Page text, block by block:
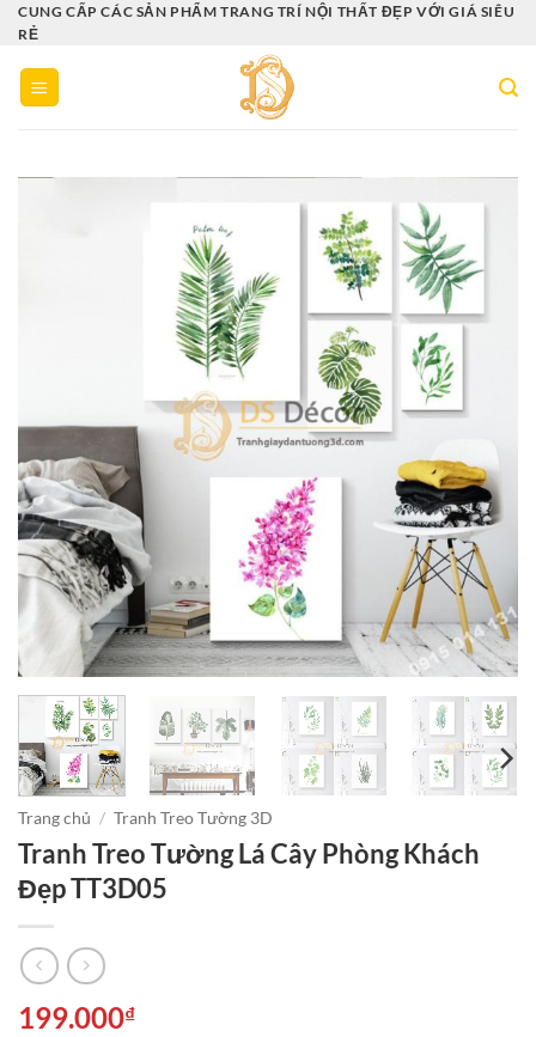
Bỏ
qua
nội
dung
CUNG CẤP CÁC SẢN PHẨM TRANG TRÍ NỘI THẤT ĐẸP VỚI GIÁ SIÊU
RẺ
Trang chủ / Tranh Treo Tường 3D
Tranh Treo Tường Lá Cây Phòng Khách
Đẹp TT3D05
199.000₫